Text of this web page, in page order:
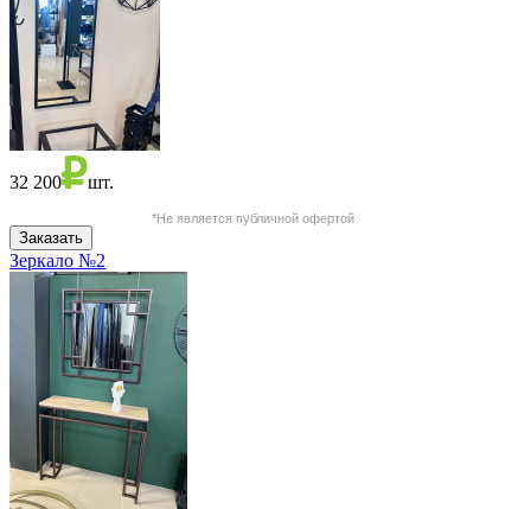
32 200 шт.
*Не является публичной офертой
Зеркало №2